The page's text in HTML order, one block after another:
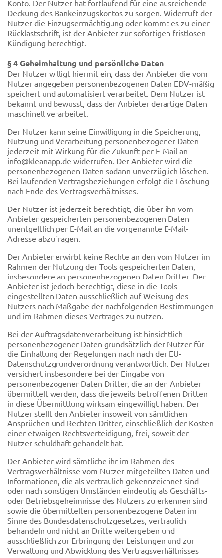
Konto. Der Nutzer hat fortlaufend für eine ausreichende
Deckung des Bankeinzugskontos zu sorgen. Widerruft der
Nutzer die Einzugsermächtigung oder kommt es zu einer
Rücklastschrift, ist der Anbieter zur sofortigen fristlosen
Kündigung berechtigt.
§ 4 Geheimhaltung und persönliche Daten
Der Nutzer willigt hiermit ein, dass der Anbieter die vom
Nutzer angegeben personenbezogenen Daten EDV-mäßig
speichert und automatisiert verarbeitet. Dem Nutzer ist
bekannt und bewusst, dass der Anbieter derartige Daten
maschinell verarbeitet.
Der Nutzer kann seine Einwilligung in die Speicherung,
Nutzung und Verarbeitung personenbezogener Daten
jederzeit mit Wirkung für die Zukunft per E-Mail an
info@kleanapp.de widerrufen. Der Anbieter wird die
personenbezogenen Daten sodann unverzüglich löschen.
Bei laufenden Vertragsbeziehungen erfolgt die Löschung
nach Ende des Vertragsverhältnisses.
Der Nutzer ist jederzeit berechtigt, die über ihn vom
Anbieter gespeicherten personenbezogenen Daten
unentgeltlich per E-Mail an die vorgenannte E-Mail-
Adresse abzufragen.
Der Anbieter erwirbt keine Rechte an den vom Nutzer im
Rahmen der Nutzung der Tools gespeicherten Daten,
insbesondere an personenbezogenen Daten Dritter. Der
Anbieter ist jedoch berechtigt, diese in die Tools
eingestellten Daten ausschließlich auf Weisung des
Nutzers nach Maßgabe der nachfolgenden Bestimmungen
und im Rahmen dieses Vertrages zu nutzen.
Bei der Auftragsdatenverarbeitung ist hinsichtlich
personenbezogener Daten grundsätzlich der Nutzer für
die Einhaltung der Regelungen nach nach der EU-
Datenschutzgrundverordnung verantwortlich. Der Nutzer
versichert insbesondere bei der Eingabe von
personenbezogener Daten Dritter, die an den Anbieter
übermittelt werden, dass die jeweils betroffenen Dritten
in diese Übermittlung wirksam eingewilligt haben. Der
Nutzer stellt den Anbieter insoweit von sämtlichen
Ansprüchen und Rechten Dritter, einschließlich der Kosten
einer etwaigen Rechtsverteidigung, frei, soweit der
Nutzer schuldhaft gehandelt hat.
Der Anbieter wird sämtliche ihr im Rahmen des
Vertragsverhältnisse vom Nutzer mitgeteilten Daten und
Informationen, die als vertraulich gekennzeichnet sind
oder nach sonstigen Umständen eindeutig als Geschäfts-
oder Betriebsgeheimnisse des Nutzers zu erkennen sind
sowie die übermittelten personenbezogene Daten im
Sinne des Bundesdatenschutzgesetzes, vertraulich
behandeln und nicht an Dritte weitergeben und
ausschließlich zur Erbringung der Leistungen und zur
Verwaltung und Abwicklung des Vertragsverhältnisses